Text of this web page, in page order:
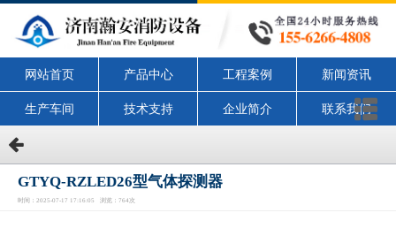
网站首页 产品中心 工程案例 新闻资讯
生产车间 技术支持 企业简介 联系我们
GTYQ-RZLED26型气体探测器
时间：2025-07-17 17:16:05 浏览：764次